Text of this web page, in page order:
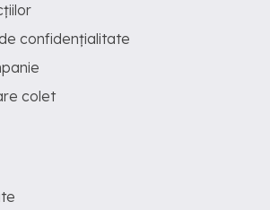
confidențialitate
colet